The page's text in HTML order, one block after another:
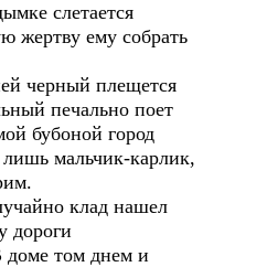
слетается
жертву ему собрать
черный плещется
печально поет
бубоной город
мальчик-карлик,
клад нашел
дороги
том днем и